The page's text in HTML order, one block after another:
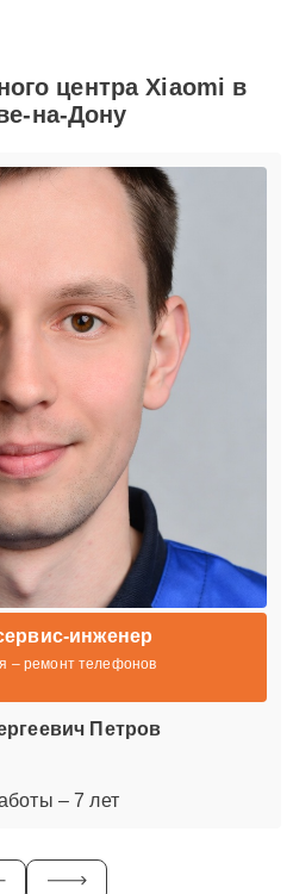
центра Xiaomi в
на-Дону
инженер
– ремонт телефонов
Петров
– 7 лет